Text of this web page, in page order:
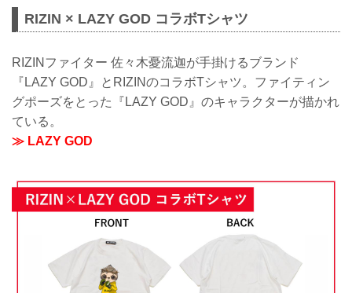
RIZIN × LAZY GOD コラボTシャツ
RIZINファイター 佐々木憂流迦が手掛けるブランド
『LAZY GOD』とRIZINのコラボTシャツ。ファイティン
グポーズをとった『LAZY GOD』のキャラクターが描かれ
ている。
≫ LAZY GOD